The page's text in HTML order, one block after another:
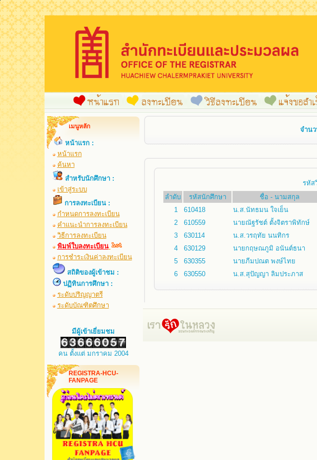
เมนูหลัก
หน้าแรก :
หน้าแรก
ค้นหา
สำหรับนักศึกษา :
เข้าสู่ระบบ
การลงทะเบียน :
กำหนดการลงทะเบียน
คำแนะนำการลงทะเบียน
วิธีการลงทะเบียน
พิมพ์ใบลงทะเบียน
การชำระเงินค่าลงทะเบียน
สถิติของผู้เข้าชม :
ปฏิทินการศึกษา :
ระดับปริญญาตรี
ระดับบัณฑิตศึกษา
มีผู้เข้าเยี่ยมชม
คน ตั้งแต่ มกราคม 2004
REGISTRA-HCU-
FANPAGE
จำน
รหัส
ลำดับ
รหัสนักศึกษา ชื่อ - นามสกุล
1
610418 น.ส.นัทธมน ใจเย็น
2
610559 นายณัฐรัชต์ ตั้งจิตราพิทักษ์
3
630114 น.ส.วรฤทัย นนทิกร
4
630129 นายกฤษณภูมิ อนันต์ธนา
5
630355 นายภีมปณต พงษ์ไทย
6
630550 น.ส.สุปัญญา ลิมประภาส